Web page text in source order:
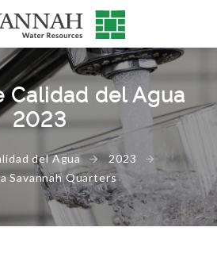
Calidad del Agua
2023
del Agua
2023
Savannah Quarters